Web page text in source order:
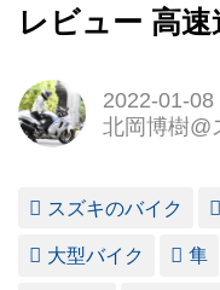
レビュー 高速
2022-01-08
北岡博樹@
スズキのバイク
大型バイク 隼